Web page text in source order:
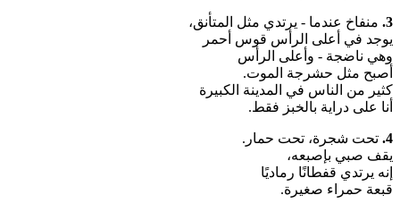
3. منفاخ عندما - يرتدي مثل المتأنق،
يوجد في أعلى الرأس قوس أحمر
وهي ناضجة - وأعلى الرأس
أصبح مثل حشرجة الموت.
كثير من الناس في المدينة الكبيرة
أنا على دراية بالخبز فقط.
4. تحت شجرة، تحت حمار.
يقف صبي بإصبعه،
إنه يرتدي قفطانًا رماديًا
قبعة حمراء صغيرة.